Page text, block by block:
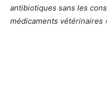
antibiotiques sans les
médicaments vétérinaires